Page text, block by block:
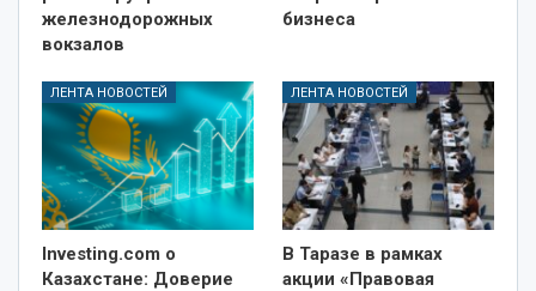
железнодорожных
вокзалов
бизнеса
ЛЕНТА НОВОСТЕЙ
Investing.com о
Казахстане: Доверие
ЛЕНТА НОВОСТЕЙ
В Таразе в рамках
акции «Правовая